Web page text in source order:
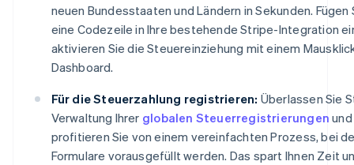
neuen Bundesstaaten und Ländern in Sekunden. Fügen
eine Codezeile in Ihre bestehende Stripe-Integration
aktivieren Sie die Steuereinziehung mit einem
Dashboard.
Für die Steuerzahlung registrieren: Überlassen Sie
Verwaltung Ihrer globalen Steuerregistrierungen und
profitieren Sie von einem vereinfachten Prozess, bei
Formulare vorausgefüllt werden. Das spart Ihnen Zeit